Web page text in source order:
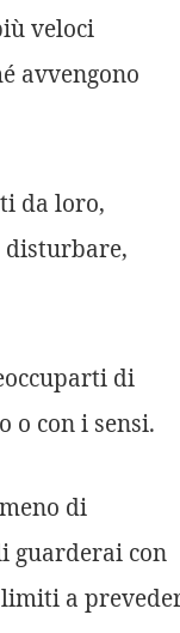
veloci
avvengono
da loro,
di
o con i sensi.
di
guarderai con
a